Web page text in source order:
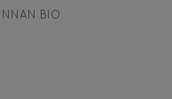
BIO